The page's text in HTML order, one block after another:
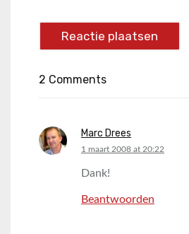
2 Comments
Marc Drees
says:
1 maart 2008 at 20:22
Dank!
Beantwoorden